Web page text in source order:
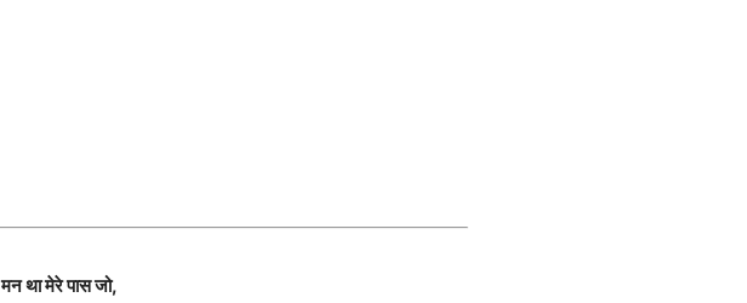
था मेरे पास जो,